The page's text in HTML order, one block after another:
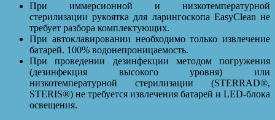
При иммерсионной и низкотемпературной
стерилизации рукоятка для ларингоскопа EasyClean не
требует разбора комплектующих.
При автоклавировании необходимо только извлечение
батарей. 100% водонепроницаемость.
При проведении дезинфекции методом погружения
(дезинфекция высокого уровня) или
низкотемпературной стерилизации (STERRAD®,
STERIS®) не требуется извлечения батарей и LED-блока
освещения.